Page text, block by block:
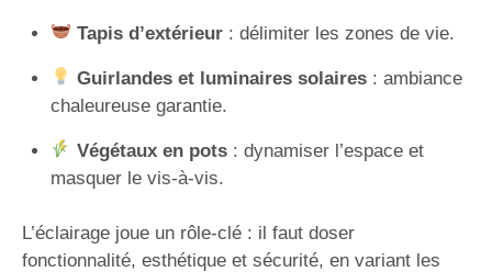
Tapis d’extérieur: délimiter les zones de vie.
Guirlandes et luminaires solaires: ambiance
chaleureuse garantie.
Végétaux en pots: dynamiser l’espace et
masquer le vis-à-vis.
L’éclairage joue un rôle-clé : il faut doser
fonctionnalité, esthétique et sécurité, en variant les